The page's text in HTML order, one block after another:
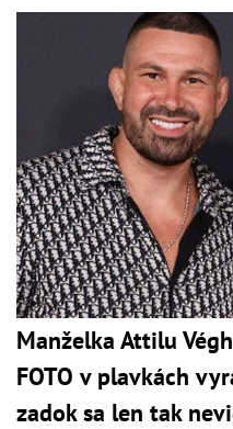
Manželka Attilu
FOTO v plavkách
zadok sa len tak